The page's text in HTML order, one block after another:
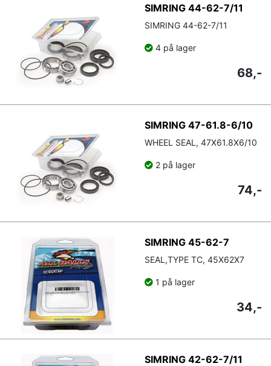
SIMRING 44-62-7/11
SIMRING 44-62-7/11
4 på lager
68,-
SIMRING 47-61.8-6/10
WHEEL SEAL, 47X61.8X6/10
2 på lager
74,-
SIMRING 45-62-7
SEAL,TYPE TC, 45X62X7
1 på lager
34,-
SIMRING 42-62-7/11